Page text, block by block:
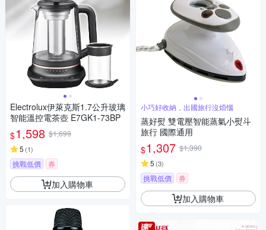
Electrolux伊萊克斯1.7公升玻璃
智能溫控電茶壺 E7GK1-73BP
$1,598 $1,699
5 (1)
挑戰低價 券
加入購物車
小巧好收納，出國旅行沒煩惱
蒸好熨 雙電壓智能蒸氣小熨斗
旅行 國際通用
$1,307 $1,390
5 (3)
挑戰低價 券
加入購物車